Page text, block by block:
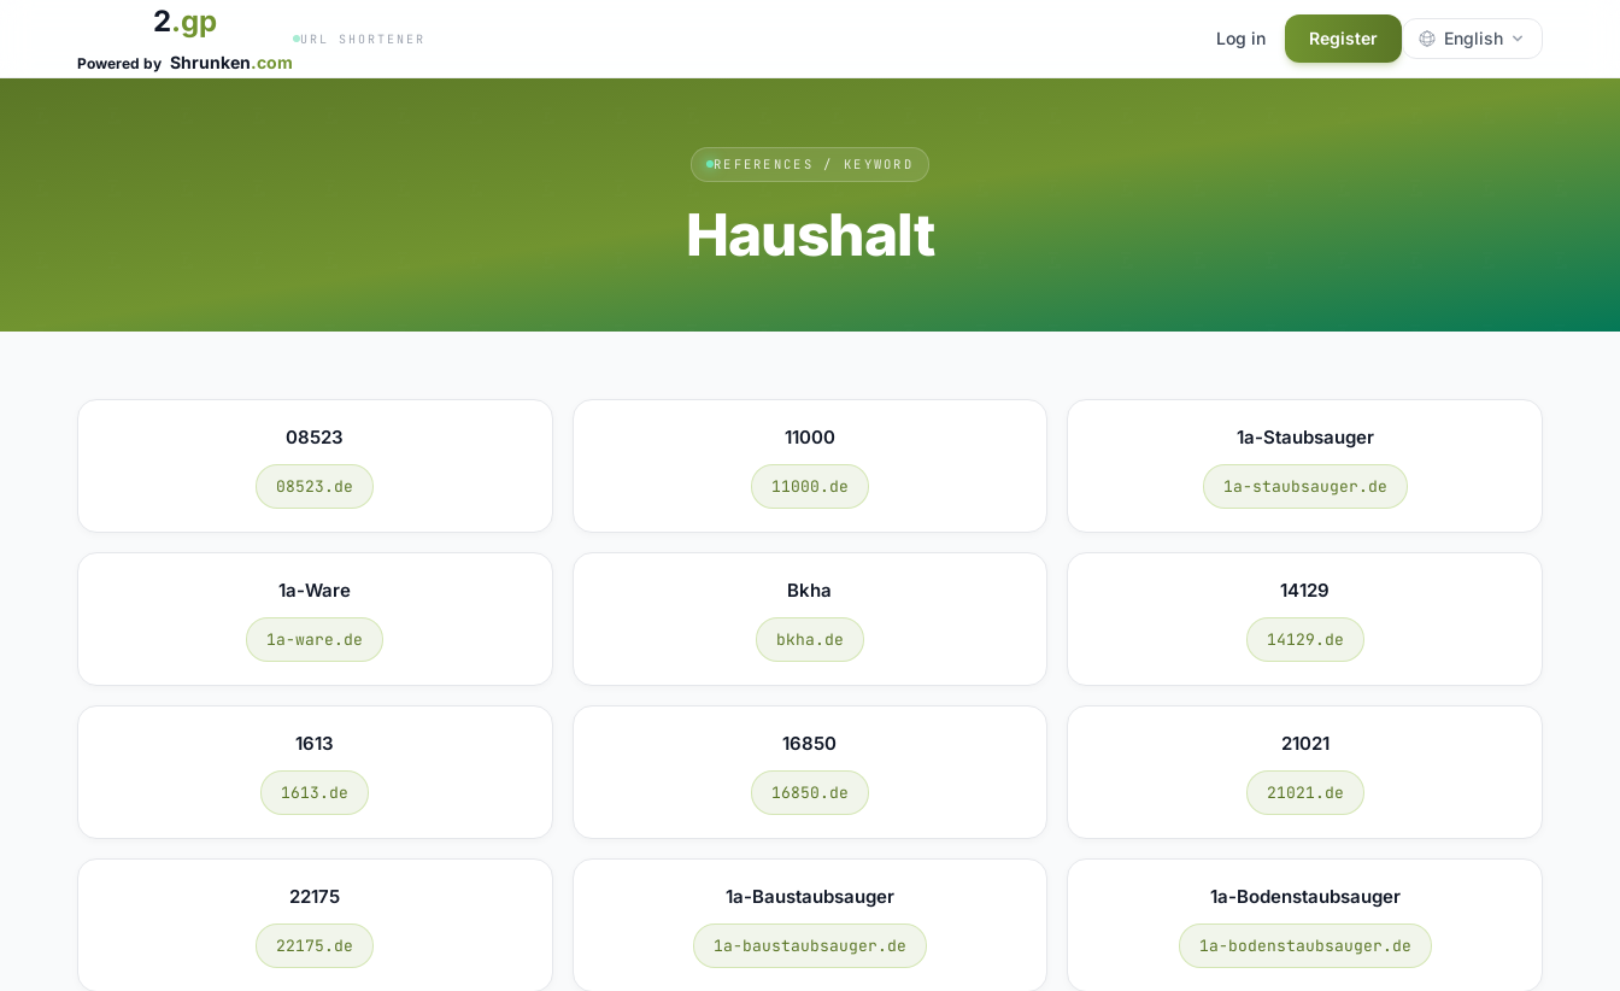
2.gp
Powered by Shrunken.com
URL SHORTENER Log in Register English
REFERENCES / KEYWORD
Haushalt
08523
08523.de
11000
11000.de
1a-Staubsauger
1a-staubsauger.de
1a-Ware
1a-ware.de
Bkha
bkha.de
14129
14129.de
1613
1613.de
16850
16850.de
21021
21021.de
22175
22175.de
1a-Baustaubsauger
1a-baustaubsauger.de
1a-Bodenstaubsauger
1a-bodenstaubsauger.de